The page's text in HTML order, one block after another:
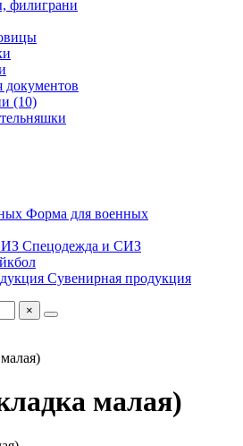
филиграни
(10)
Форма для военных
Спецодежда и СИЗ
Сувенирная продукция
×
малая)